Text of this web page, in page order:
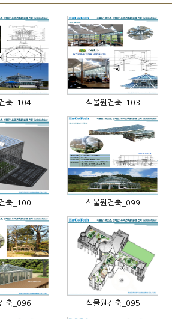
축_104 식물원건축_103
축_100 식물원건축_099
축_096 식물원건축_095